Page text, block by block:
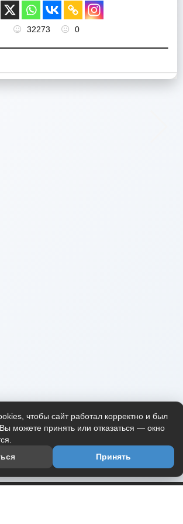
32273 0
чтобы сайт работал корректно и был
можете принять или отказаться — окно
Принять